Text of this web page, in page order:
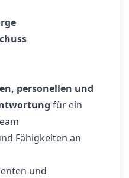
personellen und
für ein
Fähigkeiten an
und